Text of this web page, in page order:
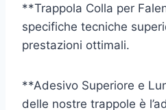
**Trappola Colla per
specifiche tecniche
prestazioni ottimali.
**Adesivo Superiore e
delle nostre trappole è